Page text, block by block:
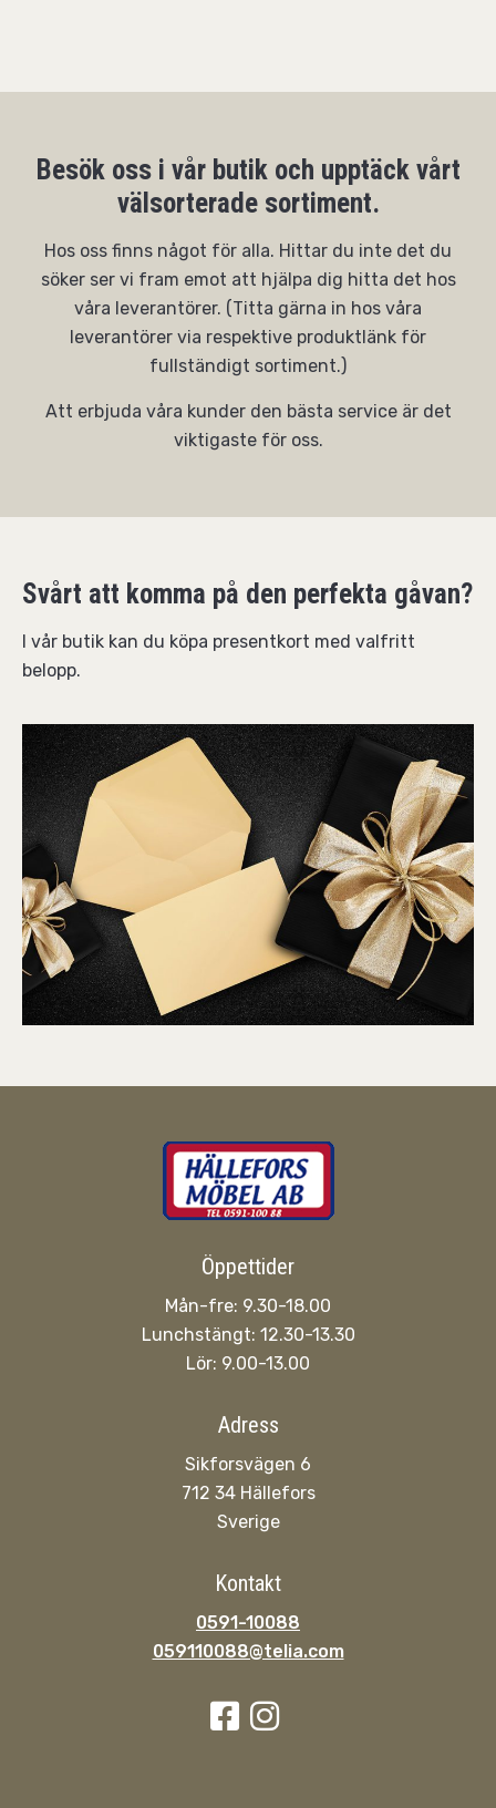
Besök oss i vår butik och upptäck vårt
välsorterade sortiment.
Hos oss finns något för alla. Hittar du inte det du
söker ser vi fram emot att hjälpa dig hitta det hos
våra leverantörer. (Titta gärna in hos våra
leverantörer via respektive produktlänk för
fullständigt sortiment.)
Att erbjuda våra kunder den bästa service är det
viktigaste för oss.
Svårt att komma på den perfekta gåvan?
I vår butik kan du köpa presentkort med valfritt
belopp.
Öppettider
Mån-fre: 9.30-18.00
Lunchstängt: 12.30-13.30
Lör: 9.00-13.00
Adress
Sikforsvägen 6
712 34 Hällefors
Sverige
Kontakt
0591-10088
059110088@telia.com